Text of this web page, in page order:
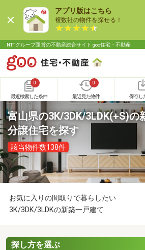
アプリ版はこちら
複数社の物件を探せる！
NTTグループ運営の不動産総合サイト goo住宅・不動産
0
最近検索した条件
0
最近見た物件 保存し
富山県の3K/3DK/3LDK(+S)の
分譲住宅を探す
該当物件数138件
お気に入りの間取りで暮らしたい
3K/3DK/3LDKの新築一戸建て
探し方を選ぶ